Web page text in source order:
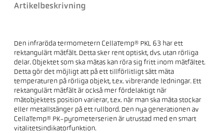
Artikelbeskrivning
Den infraröda termometern CellaTemp® PKL 63 har ett
rektangulärt mätfält. Detta sker rent optiskt, dvs. utan rörliga
delar. Objektet som ska mätas kan röra sig fritt inom mätfältet.
Detta gör det möjligt att på ett tillförlitligt sätt mäta
temperaturen på rörliga objekt, t.ex. vibrerande ledningar. Ett
rektangulärt mätfält är också mer fördelaktigt när
mätobjektets position varierar, t.ex. när man ska mäta stockar
eller metallstänger på ett rullbord. Den nya generationen av
CellaTemp® PK-pyrometerserien är utrustad med en smart
vitalitetsindikatorfunktion.